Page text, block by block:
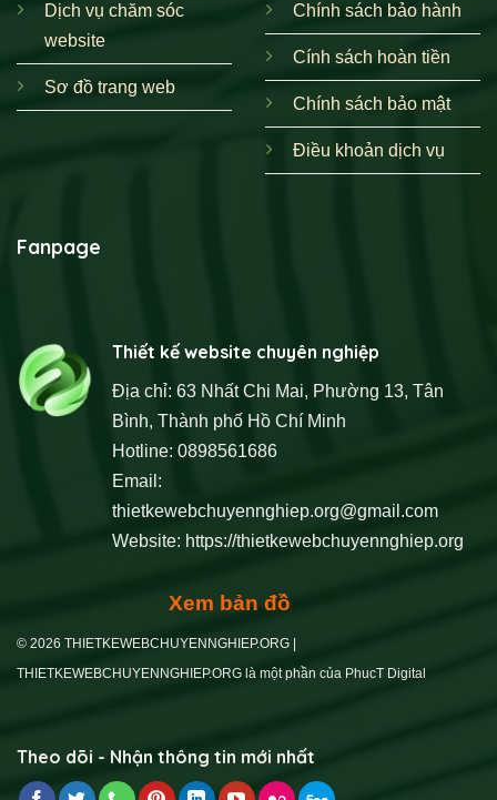
Dịch vụ chăm sóc
website
Sơ đồ trang web
Chính sách bảo hành
Cính sách hoàn tiền
Chính sách bảo mật
Điều khoản dịch vụ
Fanpage
Thiết kế website chuyên nghiệp
Địa chỉ: 63 Nhất Chi Mai, Phường 13, Tân
Bình, Thành phố Hồ Chí Minh
Hotline: 0898561686
Email:
thietkewebchuyennghiep.org@gmail.com
Website: https://thietkewebchuyennghiep.org
Xem bản đồ
© 2026 THIETKEWEBCHUYENNGHIEP.ORG |
THIETKEWEBCHUYENNGHIEP.ORG là một phần của PhucT Digital
Theo dõi - Nhận thông tin mới nhất